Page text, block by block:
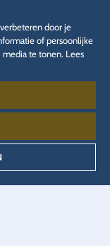
door je
of persoonlijke
media te tonen. Lees